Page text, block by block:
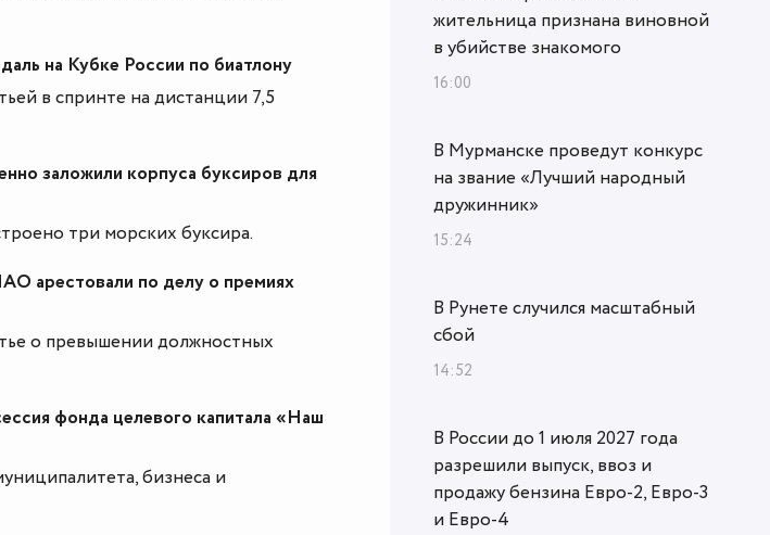
на Кубке России по биатлону
в спринте на дистанции 7,5
заложили корпуса буксиров для
три морских буксира.
арестовали по делу о премиях
о превышении должностных
фонда целевого капитала «Наш
бизнеса и
жительница признана виновной
в убийстве знакомого
16:00
В Мурманске проведут конкурс
на звание «Лучший народный
дружинник»
15:24
В Рунете случился масштабный
сбой
14:52
В России до 1 июля 2027 года
разрешили выпуск, ввоз и
продажу бензина Евро-2, Евро-3
и Евро-4